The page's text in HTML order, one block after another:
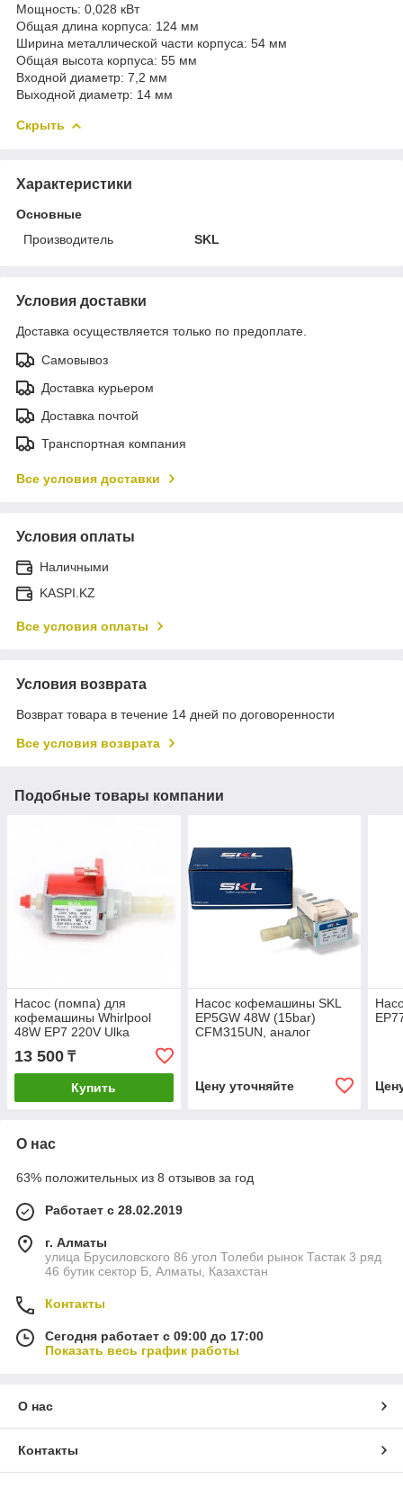
Мощность: 0,028 кВт
Общая длина корпуса: 124 мм
Ширина металлической части корпуса: 54 мм
Общая высота корпуса: 55 мм
Входной диаметр: 7,2 мм
Выходной диаметр: 14 мм
Скрыть
Характеристики
Основные
Производитель
SKL
Условия доставки
Доставка осуществляется только по предоплате.
Самовывоз
Доставка курьером
Доставка почтой
Транспортная компания
Все условия доставки
Условия оплаты
Наличными
KASPI.KZ
Все условия оплаты
Условия возврата
Возврат товара в течение 14 дней по договоренности
Все условия возврата
Подобные товары компании
Насос (помпа) для
кофемашины Whirlpool
48W EP7 220V Ulka
13 500 ₸
Купить
Насос кофемашины SKL
EP5GW 48W (15bar)
CFM315UN, аналог
Цену уточняйте
О нас
63% положительных из 8 отзывов за год
Работает с 28.02.2019
г. Алматы
улица Брусиловского 86 угол Толеби рынок Тастак 3 ряд
46 бутик сектор Б, Алматы, Казахстан
Контакты
Сегодня работает с 09:00 до 17:00
Показать весь график работы
О нас
Контакты